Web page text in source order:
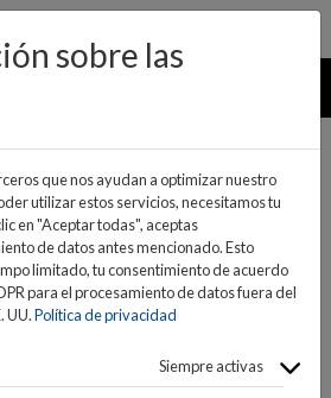
047 836sobre las
que nos ayudan a optimizar nuestro
utilizar estos servicios, necesitamos tu
en "Aceptar todas", aceptas
de datos antes mencionado. Esto
limitado, tu consentimiento de acuerdo
para el procesamiento de datos fuera del
UU.Política de privacidad
Siempre activas